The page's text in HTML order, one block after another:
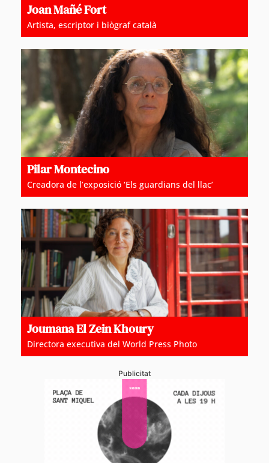
Joan Mañé Fort
Artista, escriptor i biògraf català
Pilar Montecino
Creadora de l’exposició ‘Els guardians del llac’
Joumana El Zein Khoury
Directora executiva del World Press Photo
Publicitat